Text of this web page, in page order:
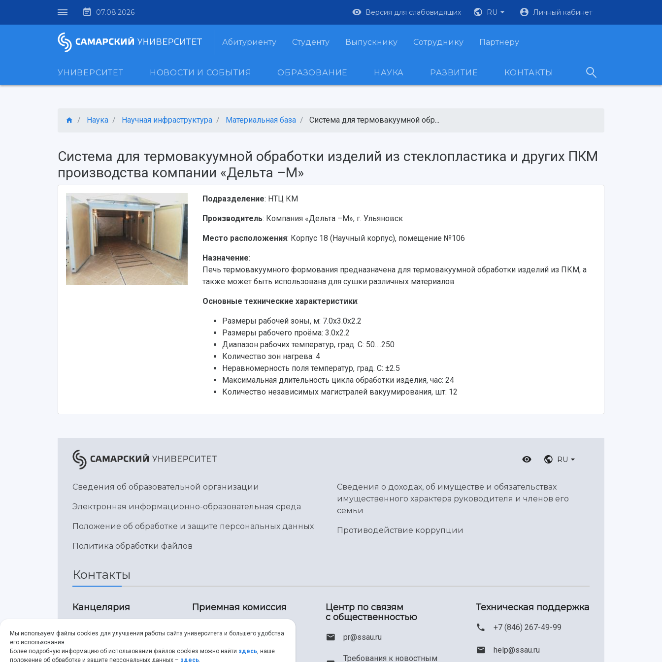
07.08.2026 Версия для слабовидящих RU Личный кабинет
Абитуриенту Студенту Выпускнику Сотруднику Партнеру
УНИВЕРСИТЕТ НОВОСТИ И СОБЫТИЯ ОБРАЗОВАНИЕ НАУКА РАЗВИТИЕ КОНТАКТЫ
Наука Научная инфраструктура Материальная база Система для термовакуумной обр...
Система для термовакуумной обработки изделий из стеклопластика и других ПКМ
производства компании «Дельта –М»
Подразделение: НТЦ КМ
Производитель: Компания «Дельта –М», г. Ульяновск
Место расположения: Корпус 18 (Научный корпус), помещение №106
Назначение:
Печь термовакуумного формования предназначена для термовакуумной обработки изделий из ПКМ, а
также может быть использована для сушки различных материалов
Основные технические характеристики:
Размеры рабочей зоны, м: 7.0x3.0x2.2
Размеры рабочего проёма: 3.0x2.2
Диапазон рабочих температур, град. С: 50….250
Количество зон нагрева: 4
Неравномерность поля температур, град. С: ±2.5
Максимальная длительность цикла обработки изделия, час: 24
Количество независимых магистралей вакуумирования, шт: 12
RU
Сведения об образовательной организации
Электронная информационно-образовательная среда
Положение об обработке и защите персональных данных
Политика обработки файлов
Сведения о доходах, об имуществе и обязательствах
имущественного характера руководителя и членов его
семьи
Противодействие коррупции
Контакты
Канцелярия
8 (846) 267-43-70
Приемная комиссия
8 (846) 267-48-67
Центр по связям
с общественностью
pr@ssau.ru
Требования к новостным
Техническая поддержка
+7 (846) 267-49-99
help@ssau.ru
Мы используем файлы cookies для улучшения работы сайта университета и большего удобства
его использования.
Более подробную информацию об использовании файлов cookies можно найти здесь, наше
положение об обработке и защите персональных данных – здесь.